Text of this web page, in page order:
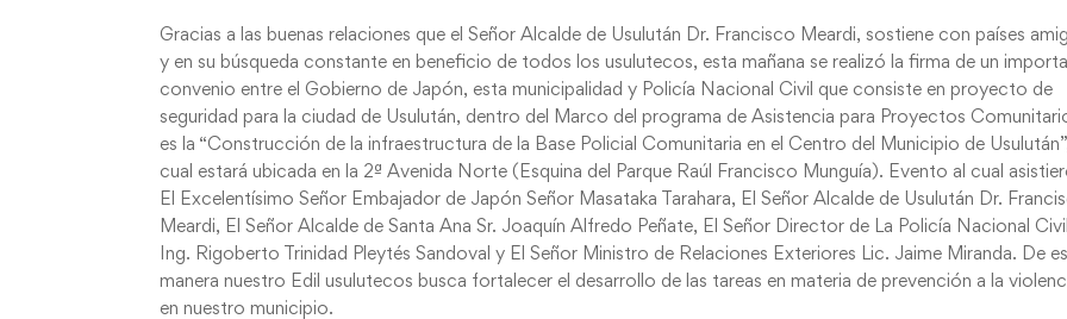
Gracias a las buenas relaciones que el Señor Alcalde de Usulután Dr. Francisco Meardi, sostiene con países
y en su búsqueda constante en beneficio de todos los usulutecos, esta mañana se realizó la firma de un
convenio entre el Gobierno de Japón, esta municipalidad y Policía Nacional Civil que consiste en proyecto de
seguridad para la ciudad de Usulután, dentro del Marco del programa de Asistencia para Proyectos
es la “Construcción de la infraestructura de la Base Policial Comunitaria en el Centro del Municipio de
cual estará ubicada en la 2ª Avenida Norte (Esquina del Parque Raúl Francisco Munguía). Evento al cual
El Excelentísimo Señor Embajador de Japón Señor Masataka Tarahara, El Señor Alcalde de Usulután Dr.
Meardi, El Señor Alcalde de Santa Ana Sr. Joaquín Alfredo Peñate, El Señor Director de La Policía Nacional Civil
Ing. Rigoberto Trinidad Pleytés Sandoval y El Señor Ministro de Relaciones Exteriores Lic. Jaime Miranda. De
manera nuestro Edil usulutecos busca fortalecer el desarrollo de las tareas en materia de prevención a la
en nuestro municipio.